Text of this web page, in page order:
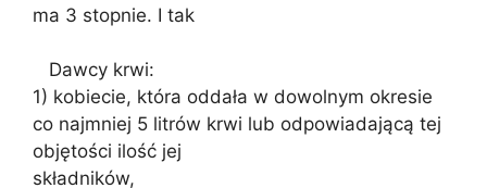
ma 3 stopnie. I tak
Dawcy krwi:
1) kobiecie, która oddała w dowolnym okresie
co najmniej 5 litrów krwi lub odpowiadającą tej
objętości ilość jej
składników,